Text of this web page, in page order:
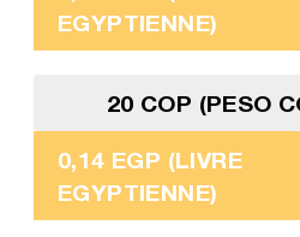
EGYPTIENNE)
20 COP (PESO
0,14 EGP (LIVRE
EGYPTIENNE)